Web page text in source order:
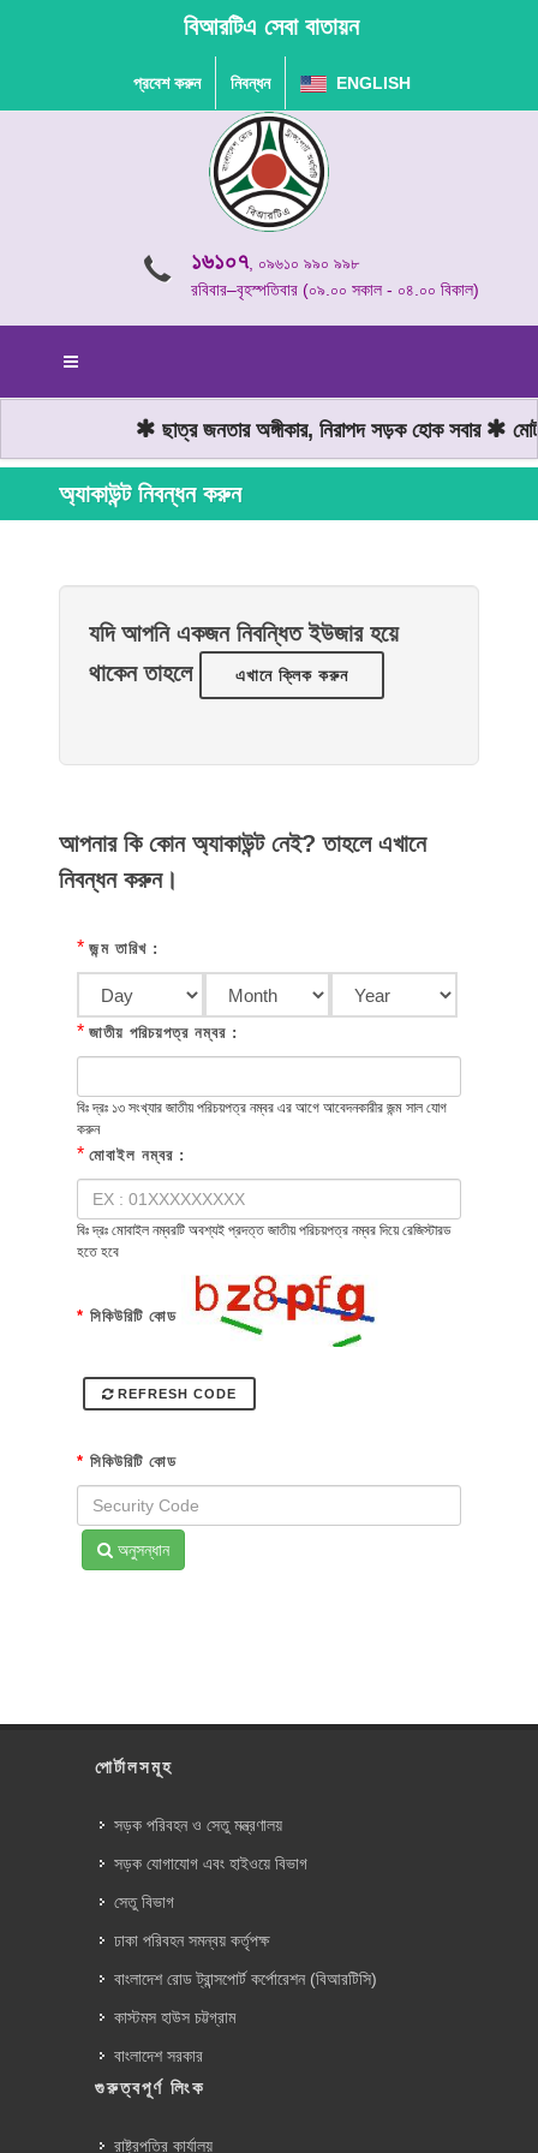
বিআরটিএ সেবা বাতায়ন
প্রবেশ করুন নিবন্ধন ENGLISH
১৬১০৭, ০৯৬১০ ৯৯০ ৯৯৮
রবিবার–বৃহস্পতিবার (০৯.০০ সকাল - ০৪.০০ বিকাল)
ছাত্র জনতার অঙ্গীকার, নিরাপদ সড়ক হোক সবার
অ্যাকাউন্ট নিবন্ধন করুন
যদি আপনি একজন নিবন্ধিত ইউজার হয়ে
থাকেন তাহলে
এখানে ক্লিক করুন
আপনার কি কোন অ্যাকাউন্ট নেই? তাহলে এখানে
নিবন্ধন করুন।
* জন্ম তারিখ :
* জাতীয় পরিচয়পত্র নম্বর :
বিঃ দ্রঃ ১৩ সংখ্যার জাতীয় পরিচয়পত্র নম্বর এর আগে আবেদনকারীর জন্ম সাল যোগ
করুন
* মোবাইল নম্বর :
বিঃ দ্রঃ মোবাইল নম্বরটি অবশ্যই প্রদত্ত জাতীয় পরিচয়পত্র নম্বর দিয়ে রেজিস্টারড
হতে হবে
* সিকিউরিটি কোড
REFRESH CODE
* সিকিউরিটি কোড
অনুসন্ধান
পোর্টালসমূহ
সড়ক পরিবহন ও সেতু মন্ত্রণালয়
সড়ক যোগাযোগ এবং হাইওয়ে বিভাগ
সেতু বিভাগ
ঢাকা পরিবহন সমন্বয় কর্তৃপক্ষ
বাংলাদেশ রোড ট্রান্সপোর্ট কর্পোরেশন (বিআরটিসি)
কাস্টমস হাউস চট্টগ্রাম
বাংলাদেশ সরকার
গুরুত্বপূর্ণ লিংক
রাষ্ট্রপতির কার্যালয়